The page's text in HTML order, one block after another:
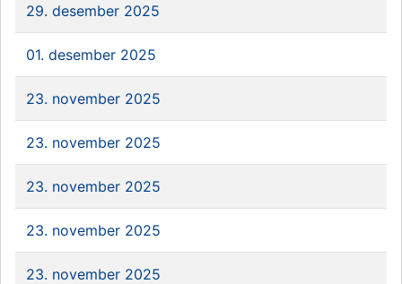
29. desember 2025
01. desember 2025
23. november 2025
23. november 2025
23. november 2025
23. november 2025
23. november 2025